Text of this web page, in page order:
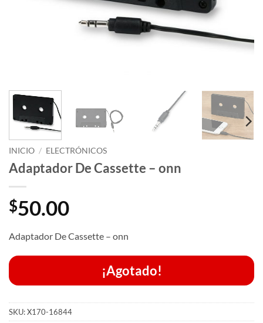
INICIO / ELECTRÓNICOS
Adaptador De Cassette – onn
$50.00
Adaptador De Cassette – onn
¡Agotado!
SKU:X170-16844